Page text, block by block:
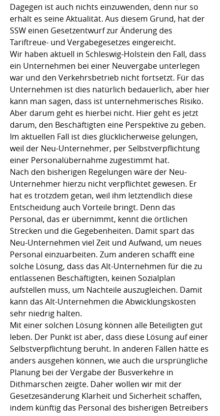
Dagegen ist auch nichts einzuwenden, denn nur so
erhält es seine Aktualität. Aus diesem Grund, hat der
SSW einen Gesetzentwurf zur Änderung des
Tariftreue- und Vergabegesetzes eingereicht.
Wir haben aktuell in Schleswig-Holstein den Fall, dass
ein Unternehmen bei einer Neuvergabe unterlegen
war und den Verkehrsbetrieb nicht fortsetzt. Für das
Unternehmen ist dies natürlich bedauerlich, aber hier
kann man sagen, dass ist unternehmerisches Risiko.
Aber darum geht es hierbei nicht. Hier geht es jetzt
darum, den Beschäftigten eine Perspektive zu geben.
Im aktuellen Fall ist dies glücklicherweise gelungen,
weil der Neu-Unternehmer, per Selbstverpflichtung
einer Personalübernahme zugestimmt hat.
Nach den bisherigen Regelungen wäre der Neu-
Unternehmer hierzu nicht verpflichtet gewesen. Er
hat es trotzdem getan, weil ihm letztendlich diese
Entscheidung auch Vorteile bringt. Denn das
Personal, das er übernimmt, kennt die örtlichen
Strecken und die Gegebenheiten. Damit spart das
Neu-Unternehmen viel Zeit und Aufwand, um neues
Personal einzuarbeiten. Zum anderen schafft eine
solche Lösung, dass das Alt-Unternehmen für die zu
entlassenen Beschäftigten, keinen Sozialplan
aufstellen muss, um Nachteile auszugleichen. Damit
kann das Alt-Unternehmen die Abwicklungskosten
sehr niedrig halten.
Mit einer solchen Lösung können alle Beteiligten gut
leben. Der Punkt ist aber, dass diese Lösung auf einer
Selbstverpflichtung beruht. In anderen Fällen hätte es
anders ausgehen können, wie auch die ursprüngliche
Planung bei der Vergabe der Busverkehre in
Dithmarschen zeigte. Daher wollen wir mit der
Gesetzesänderung Klarheit und Sicherheit schaffen,
indem künftig das Personal des bisherigen Betreibers